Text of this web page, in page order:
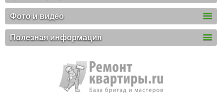
Фото и видео
Полезная информация